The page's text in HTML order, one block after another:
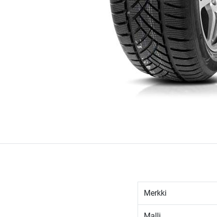
Merkki